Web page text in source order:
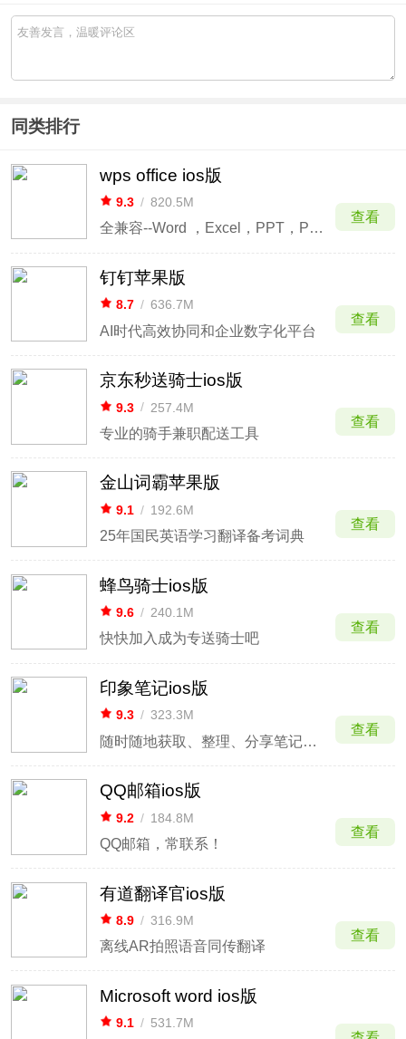
同类排行
wps office ios版
9.3 / 820.5M
全兼容--Word ，Excel，PPT，PDF主流文档格式，及OFD等20余种非主流格式全支持
查看
钉钉苹果版
8.7 / 636.7M
AI时代高效协同和企业数字化平台
查看
京东秒送骑士ios版
9.3 / 257.4M
专业的骑手兼职配送工具
查看
金山词霸苹果版
9.1 / 192.6M
25年国民英语学习翻译备考词典
查看
蜂鸟骑士ios版
9.6 / 240.1M
快快加入成为专送骑士吧
查看
印象笔记ios版
9.3 / 323.3M
随时随地获取、整理、分享笔记，让灵感时刻与你同行
查看
QQ邮箱ios版
9.2 / 184.8M
QQ邮箱，常联系！
查看
有道翻译官ios版
8.9 / 316.9M
离线AR拍照语音同传翻译
查看
Microsoft word ios版
9.1 / 531.7M